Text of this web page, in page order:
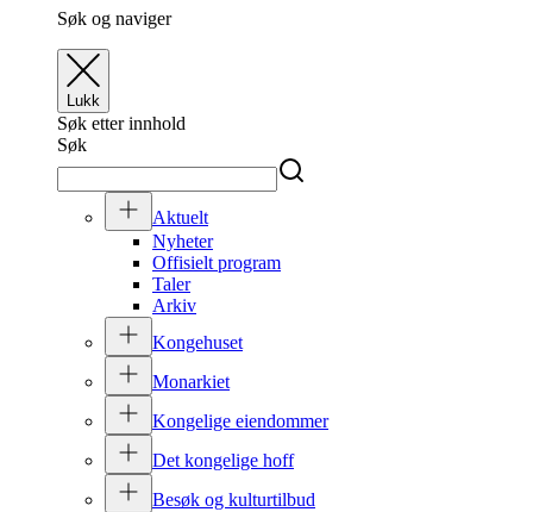
Søk og naviger
Lukk
Søk etter innhold
Søk
Aktuelt
Nyheter
Offisielt program
Taler
Arkiv
Kongehuset
Monarkiet
Kongelige eiendommer
Det kongelige hoff
Besøk og kulturtilbud